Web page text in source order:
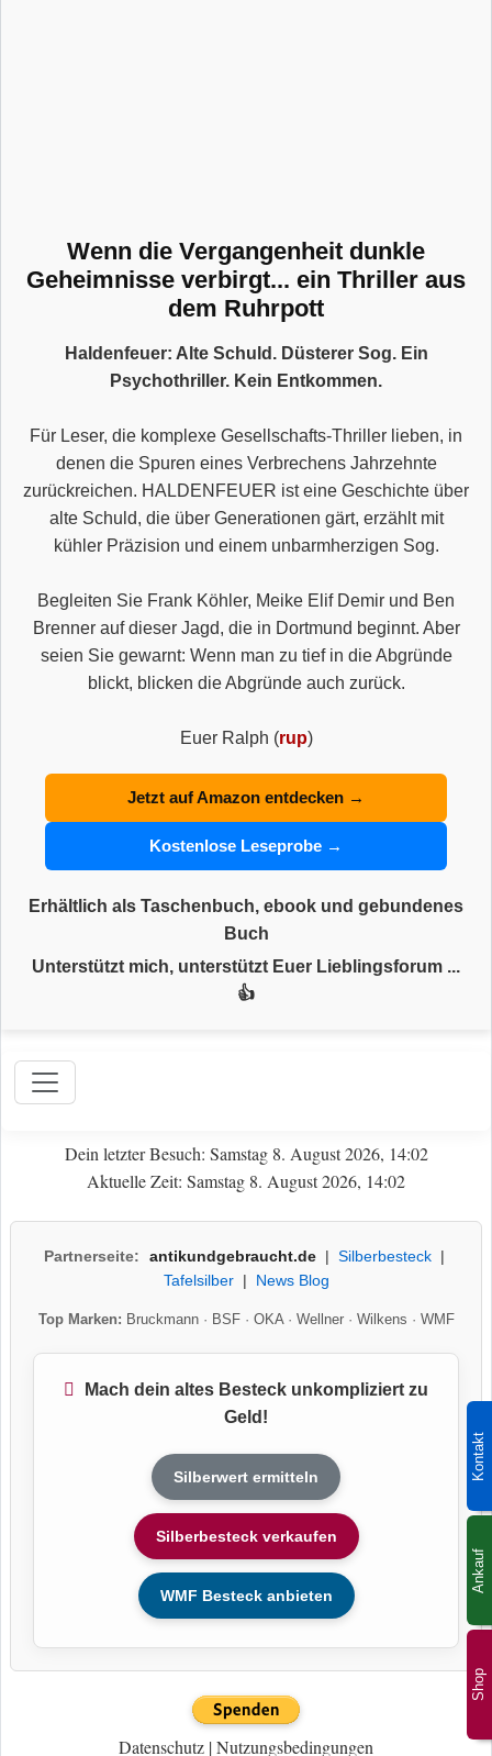
Shop
Kontakt
Ankauf
Wenn die Vergangenheit dunkle
Geheimnisse verbirgt... ein Thriller aus
dem Ruhrpott
Haldenfeuer: Alte Schuld. Düsterer Sog. Ein
Psychothriller. Kein Entkommen.
Für Leser, die komplexe Gesellschafts-Thriller lieben, in
denen die Spuren eines Verbrechens Jahrzehnte
zurückreichen. HALDENFEUER ist eine Geschichte über
alte Schuld, die über Generationen gärt, erzählt mit
kühler Präzision und einem unbarmherzigen Sog.
Begleiten Sie Frank Köhler, Meike Elif Demir und Ben
Brenner auf dieser Jagd, die in Dortmund beginnt. Aber
seien Sie gewarnt: Wenn man zu tief in die Abgründe
blickt, blicken die Abgründe auch zurück.
Euer Ralph (rup)
Jetzt auf Amazon entdecken →
Kostenlose Leseprobe →
Erhältlich als Taschenbuch, ebook und gebundenes
Buch
Unterstützt mich, unterstützt Euer Lieblingsforum ...
👍
Dein letzter Besuch: Samstag 8. August 2026, 14:02
Aktuelle Zeit: Samstag 8. August 2026, 14:02
Partnerseite: antikundgebraucht.de| Silberbesteck|
Tafelsilber| News Blog
Top Marken: Bruckmann· BSF· OKA· Wellner· Wilkens · WMF
Mach dein altes Besteck unkompliziert zu
Geld!
Silberwert ermitteln
Silberbesteck verkaufen
WMF Besteck anbieten
Datenschutz |Nutzungsbedingungen